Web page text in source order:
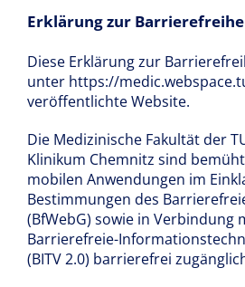
Erklärung zur
Diese Erklärung zur
unter https://
veröffentlichte Website.
Die Medizinische Fakultät der
Klinikum Chemnitz sind
mobilen Anwendungen im
Bestimmungen des
(BfWebG) sowie in Verbindung
Barrierefreie-
(BITV 2.0) barrierefrei